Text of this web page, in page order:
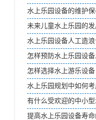
滑梯
水上乐园设备的维护
未来儿童水上乐园的
水上乐园设备人工造
计与特点
怎样预防水上乐园设
怎样选择水上游乐设备
水上乐园规划中如何
的扩建？
有什么受欢迎的中小型
设施？
提高水上乐园设备寿命